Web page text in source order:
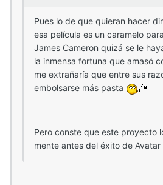
Pues lo de que quieran hacer
esa película es un caramelo
James Cameron quizá se le
la inmensa fortuna que amasó
me extrañaría que entre sus
embolsarse más pasta
Pero conste que este proyecto
mente antes del éxito de Avatar